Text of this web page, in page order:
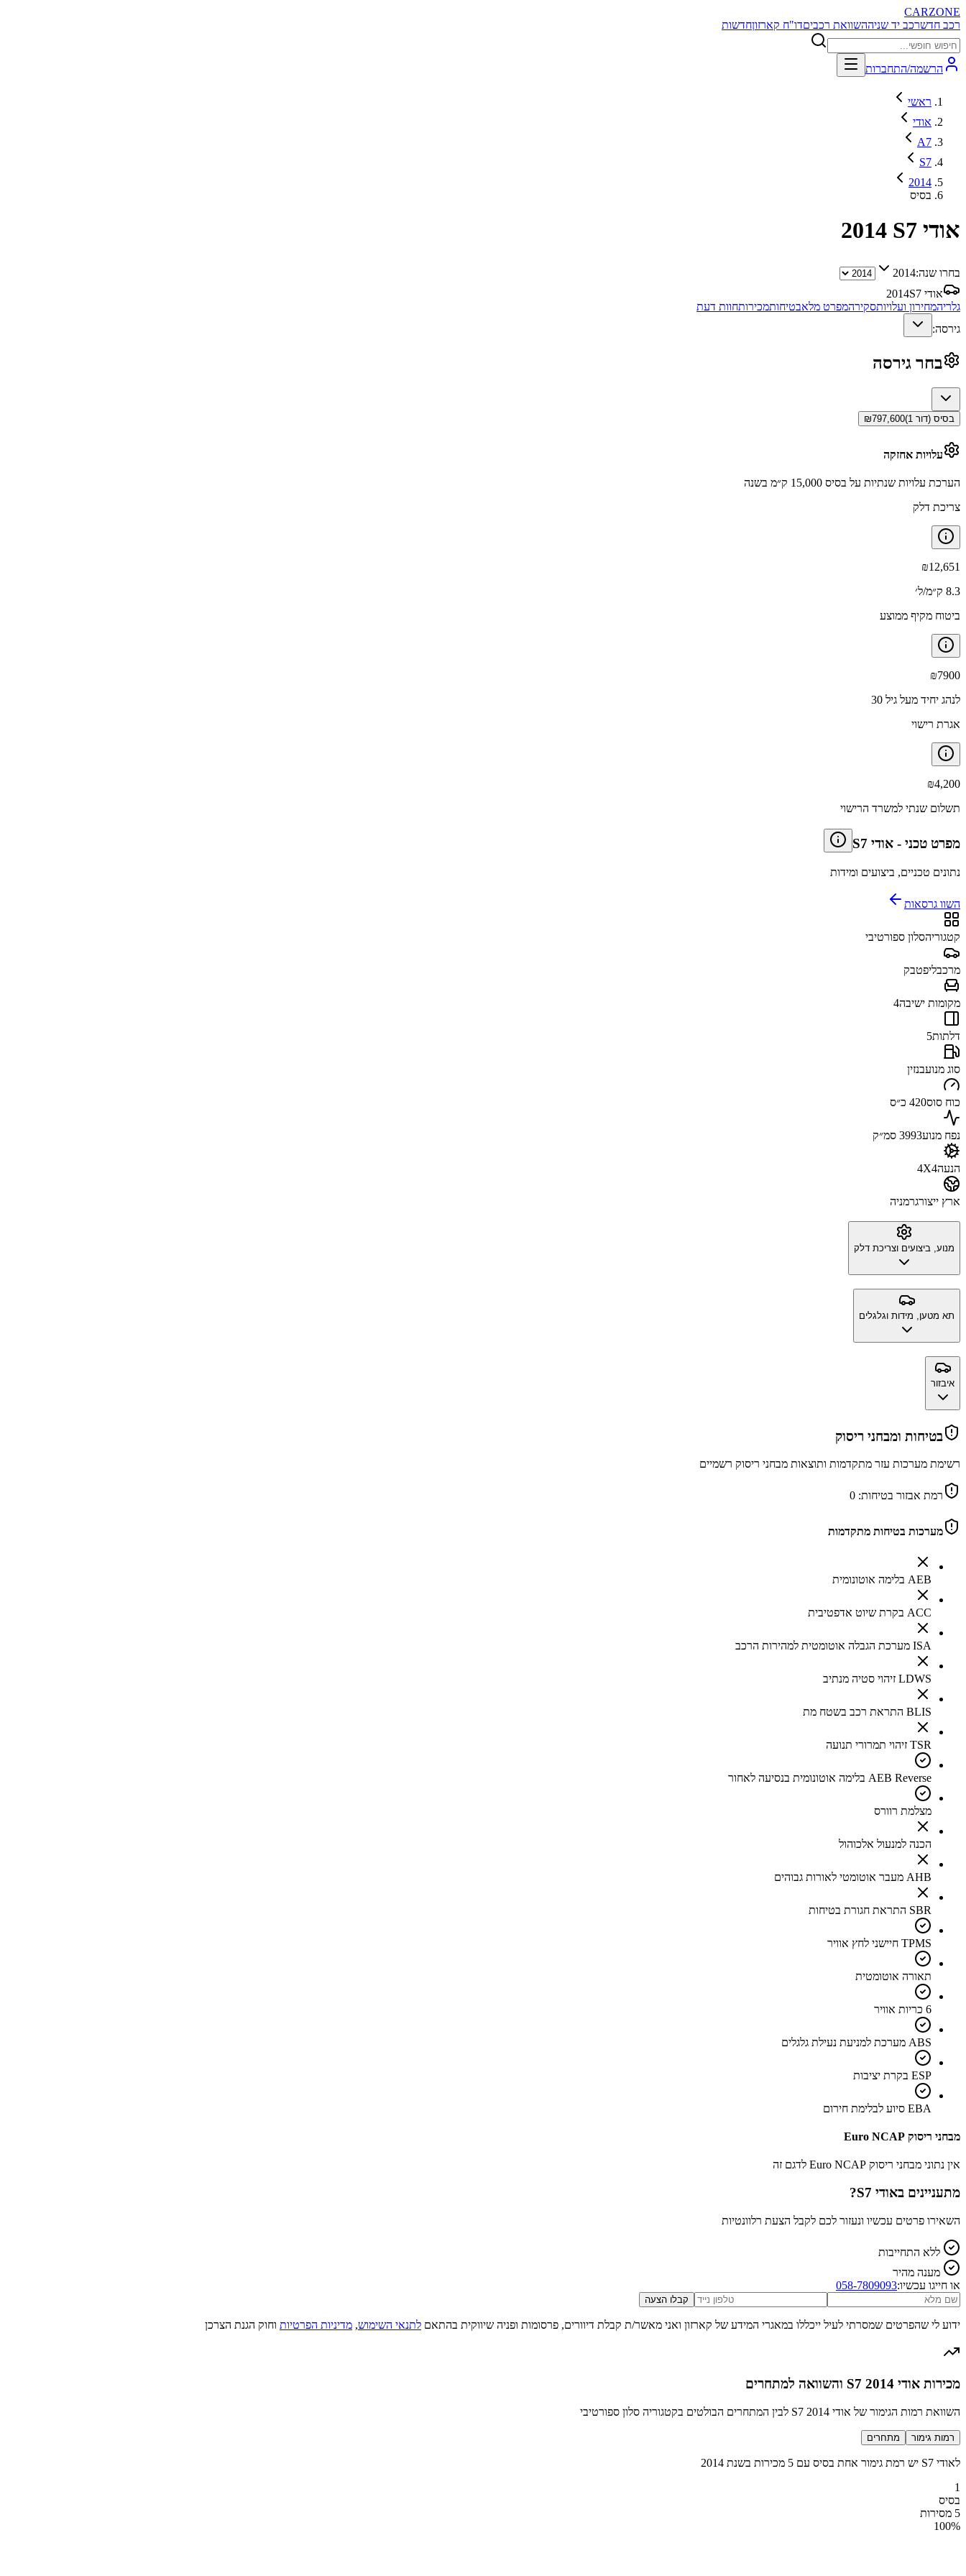
CARZONE
רכב חדשרכב יד שניההשוואת רכביםדו"ח קארזוןחדשות
הרשמה/התחברות
ראשי
אודי
A7
S7
2014
בסיס
אודי S7 2014
בחרו שנה:2014
אודי S7
2014
גלריהמחירון ועלויותסקירהמפרט מלאבטיחותמכירותחוות דעת
גירסה:
בחר גירסה
בסיס (דור 1) ₪797,600
עלויות אחזקה
הערכת עלויות שנתיות על בסיס 15,000 ק״מ בשנה
צריכת דלק
₪12,651
8.3 ק״מ/ל׳
ביטוח מקיף ממוצע
₪7900
לנהג יחיד מעל גיל 30
אגרת רישוי
₪4,200
תשלום שנתי למשרד הרישוי
מפרט טכני - אודי S7
נתונים טכניים, ביצועים ומידות
השוו גרסאות
קטגוריהסלון ספורטיבי
מרכבליפטבק
מקומות ישיבה4
דלתות5
סוג מנועבנזין
כוח סוס420 כ״ס
נפח מנוע3993 סמ״ק
הנעה4X4
ארץ ייצורגרמניה
מנוע, ביצועים וצריכת דלק
תא מטען, מידות וגלגלים
איבזור
בטיחות ומבחני ריסוק
רשימת מערכות עזר מתקדמות ותוצאות מבחני ריסוק רשמיים
רמת אבזור בטיחות: 0
מערכות בטיחות מתקדמות
AEB בלימה אוטונומית
ACC בקרת שיוט אדפטיבית
ISA מערכת הגבלה אוטומטית למהירות הרכב
LDWS זיהוי סטיה מנתיב
BLIS התראת רכב בשטח מת
TSR זיהוי תמרורי תנועה
AEB Reverse בלימה אוטונומית בנסיעה לאחור
מצלמת רוורס
הכנה למנעול אלכוהול
AHB מעבר אוטומטי לאורות גבוהים
SBR התראת חגורת בטיחות
TPMS חיישני לחץ אוויר
תאורה אוטומטית
6 כריות אוויר
ABS מערכת למניעת נעילת גלגלים
ESP בקרת יציבות
EBA סיוע לבלימת חירום
מבחני ריסוק Euro NCAP
אין נתוני מבחני ריסוק Euro NCAP לדגם זה
מתעניינים באודי S7 ?
השאירו פרטים עכשיו ונעזור לכם לקבל הצעת רלוונטיות
ללא התחייבות
מענה מהיר
או חייגו עכשיו:058-7809093
קבלו הצעה
ידוע לי שהפרטים שמסרתי לעיל ייכללו במאגרי המידע של קארזון ואני מאשר/ת קבלת דיוורים, פרסומות ופניה שיווקית בהתאם לתנאי השימוש, מדיניות הפרטיות וחוק הגנת הצרכן
מכירות אודי S7 2014 והשוואה למתחרים
השוואת רמות הגימור של אודי S7 2014 לבין המתחרים הבולטים בקטגוריה סלון ספורטיבי
רמות גימור מתחרים
לאודי S7 יש רמת גימור אחת בסיס עם 5 מכירות בשנת 2014
1
בסיס
5 מסירות
100%